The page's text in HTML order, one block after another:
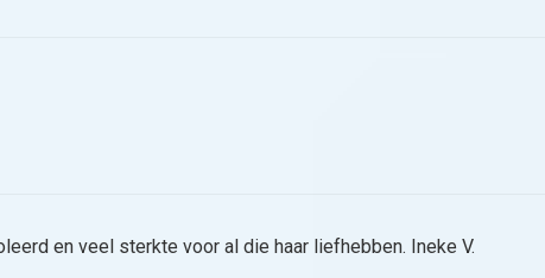
en veel sterkte voor al die haar liefhebben. Ineke V.